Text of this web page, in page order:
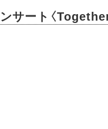
サート〈